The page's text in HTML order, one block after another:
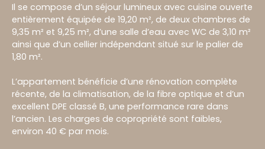
Il se compose d’un séjour lumineux avec cuisine ouverte
entièrement équipée de 19,20 m², de deux chambres de
9,35 m² et 9,25 m², d’une salle d’eau avec WC de 3,10 m²
ainsi que d’un cellier indépendant situé sur le palier de
1,80 m².
L’appartement bénéficie d’une rénovation complète
récente, de la climatisation, de la fibre optique et d’un
excellent DPE classé B, une performance rare dans
l’ancien. Les charges de copropriété sont faibles,
environ 40 € par mois.